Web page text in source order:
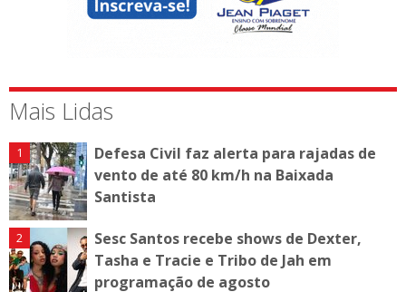
Mais Lidas
Defesa Civil faz alerta para rajadas de
vento de até 80 km/h na Baixada
Santista
Sesc Santos recebe shows de Dexter,
Tasha e Tracie e Tribo de Jah em
programação de agosto